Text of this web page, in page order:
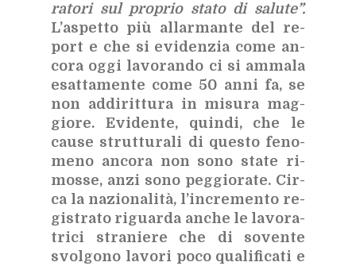
ra­to­ri sul pro­prio sta­to di sa­lu­te”.
L’a­spet­to più al­lar­man­te del re­
port e che si evi­den­zia come an­
co­ra oggi la­vo­ran­do ci si am­ma­la
esat­ta­men­te come 50 anni fa, se
non ad­di­rit­tu­ra in mi­su­ra mag­
gio­re. Evi­den­te, quin­di, che le
cau­se strut­tu­ra­li di que­sto fe­no­
me­no an­co­ra non sono sta­te ri­
mos­se, anzi sono peg­gio­ra­te. Cir­
ca la na­zio­na­li­tà, l’in­cre­men­to re­
gi­stra­to ri­guar­da an­che le la­vo­ra­
tri­ci stra­nie­re che di so­ven­te
svol­go­no la­vo­ri poco qua­li­fi­ca­ti e